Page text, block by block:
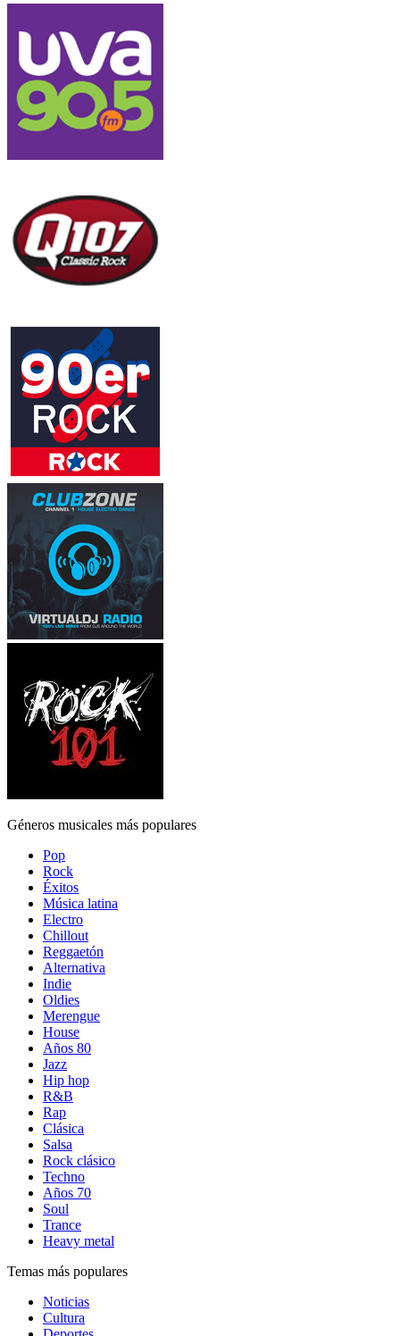
Géneros musicales más populares
Pop
Rock
Éxitos
Música latina
Electro
Chillout
Reggaetón
Alternativa
Indie
Oldies
Merengue
House
Años 80
Jazz
Hip hop
R&B
Rap
Clásica
Salsa
Rock clásico
Techno
Años 70
Soul
Trance
Heavy metal
Temas más populares
Noticias
Cultura